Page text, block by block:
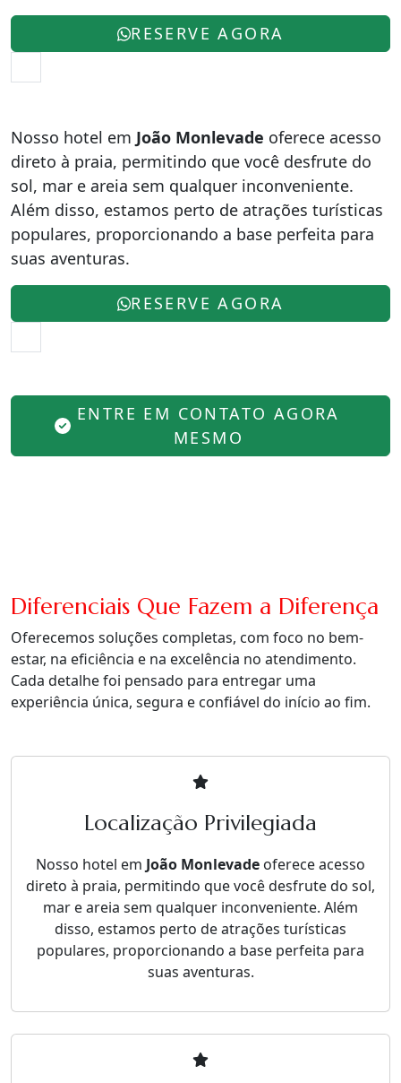
RESERVE AGORA
Nosso hotel em João Monlevade oferece acesso
direto à praia, permitindo que você desfrute do
sol, mar e areia sem qualquer inconveniente.
Além disso, estamos perto de atrações turísticas
populares, proporcionando a base perfeita para
suas aventuras.
RESERVE AGORA
ENTRE EM CONTATO AGORA
MESMO
Diferenciais Que Fazem a Diferença
Oferecemos soluções completas, com foco no bem-
estar, na eficiência e na excelência no atendimento.
Cada detalhe foi pensado para entregar uma
experiência única, segura e confiável do início ao fim.
Localização Privilegiada
Nosso hotel em João Monlevade oferece acesso
direto à praia, permitindo que você desfrute do sol,
mar e areia sem qualquer inconveniente. Além
disso, estamos perto de atrações turísticas
populares, proporcionando a base perfeita para
suas aventuras.